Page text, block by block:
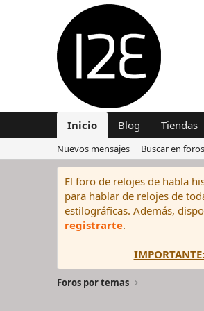
Inicio Blog Tiendas
Nuevos mensajes Buscar en foros
El foro de relojes de habla
para hablar de relojes de
estilográficas. Además,
registrarte.
IMPORTANTE:
Foros por temas